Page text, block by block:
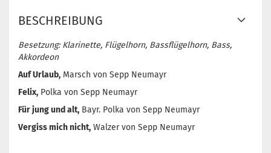
BESCHREIBUNG
Besetzung: Klarinette, Flügelhorn, Bassflügelhorn, Bass,
Akkordeon
Auf Urlaub, Marsch von Sepp Neumayr
Felix, Polka von Sepp Neumayr
Für jung und alt, Bayr. Polka von Sepp Neumayr
Vergiss mich nicht, Walzervon Sepp Neumayr